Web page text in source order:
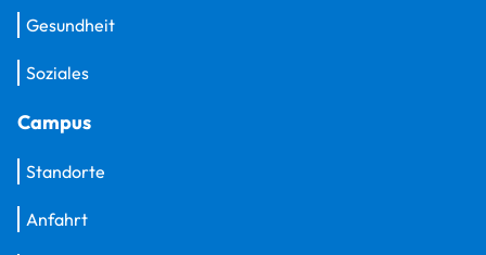
Gesundheit
Soziales
Campus
Standorte
Anfahrt